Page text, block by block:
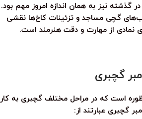
در گذشته نیز به همان اندازه امروز مهم بود.
گچی مساجد و تزئینات کاخ‌ها نقشی
نمادی از مهارت و دقت هنرمند است.
گچبری
است که در مراحل مختلف گچبری به کار
گچبری عبارتند از: